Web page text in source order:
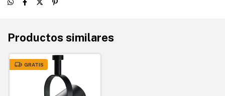
Productos similares
GRATIS